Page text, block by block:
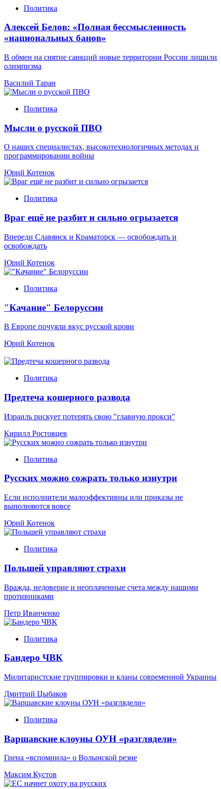
Политика
Алексей Белов: «Полная бессмысленность
«национальных банов»
В обмен на снятие санкций новые территории России лишили
олимпизма
Василий Таран
Политика
Мысли о русской ПВО
О наших специалистах, высокотехнологичных методах и
программировании войны
Юрий Котенок
Политика
Враг ещё не разбит и сильно огрызается
Впереди Славянск и Краматорск — освобождать и
освобождать
Юрий Котенок
Политика
"Качание" Белоруссии
В Европе почуяли вкус русской крови
Юрий Котенок
Политика
Предтеча кошерного развода
Израиль рискует потерять свою "главную прокси"
Кирилл Ростовцев
Политика
Русских можно сожрать только изнутри
Если исполнители малоэффективны или приказы не
выполняются вовсе
Юрий Котенок
Политика
Польшей управляют страхи
Вражда, недоверие и неоплаченные счета между нашими
противниками
Петр Иванченко
Политика
Бандеро ЧВК
Милитаристские группировки и кланы современной Украины
Дмитрий Цыбаков
Политика
Варшавские клоуны ОУН «разглядели»
Гиена «вспомнила» о Волынской резне
Максим Кустов